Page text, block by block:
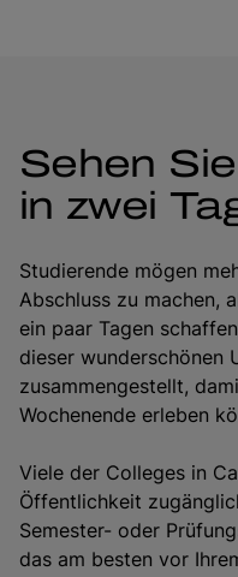
Sehen
in zwei
Studierende mögen
Abschluss zu machen,
ein paar Tagen
dieser wunderschönen
zusammengestellt,
Wochenende erleben
Viele der Colleges in
Öffentlichkeit
Semester- oder
das am besten vor